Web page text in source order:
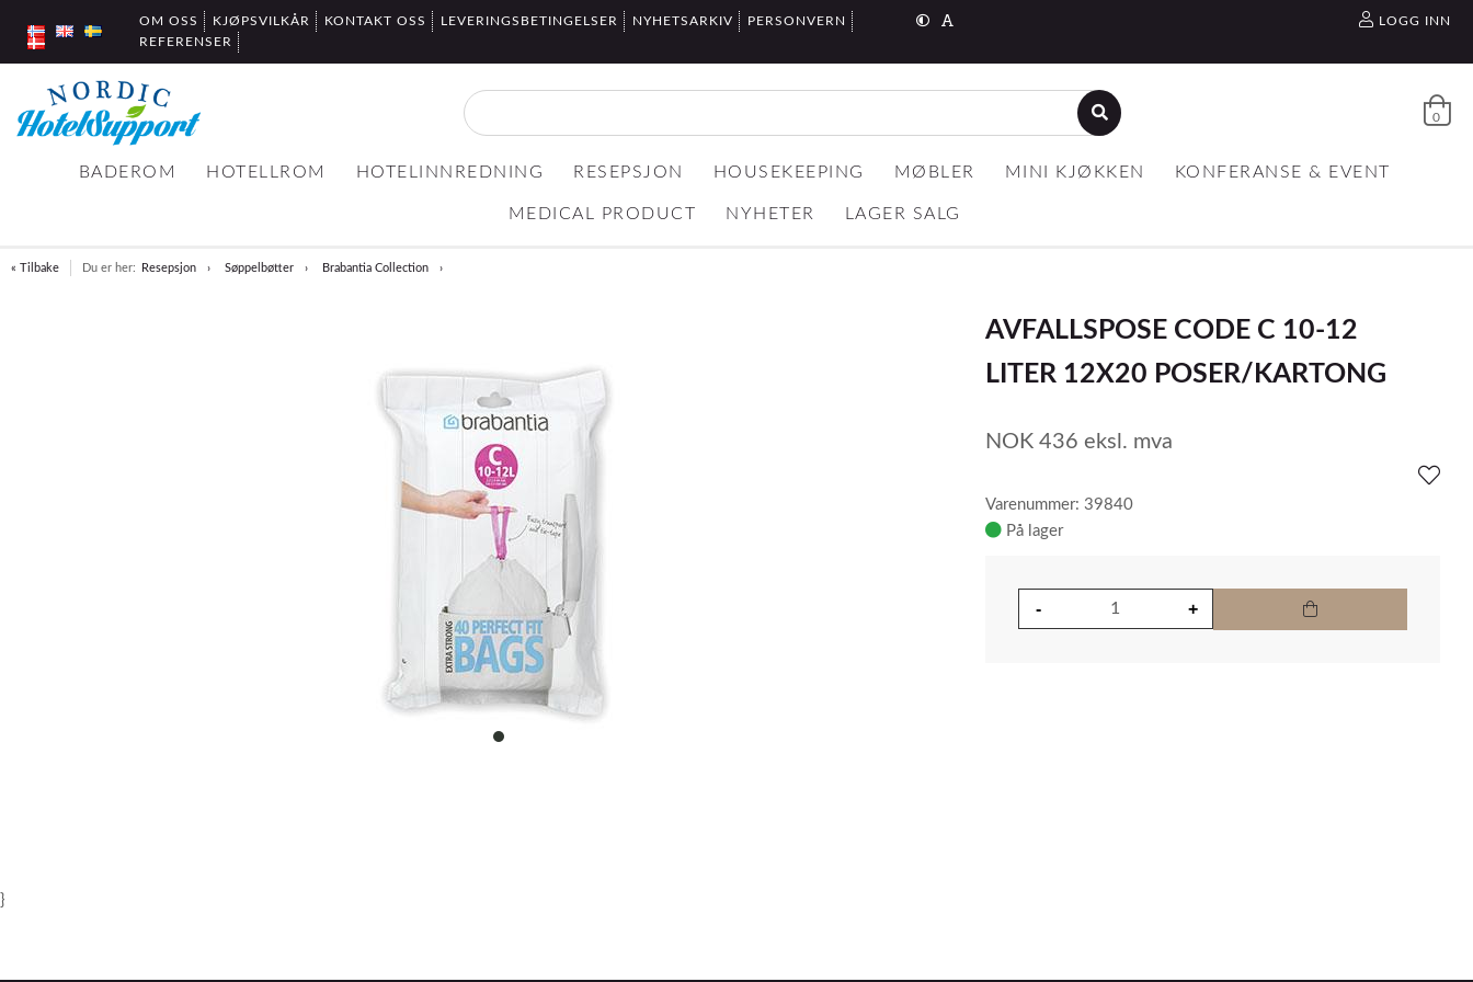
OM OSS KJØPSVILKÅR KONTAKT OSS LEVERINGSBETINGELSER NYHETSARKIV
PERSONVERN
REFERENSER
LOGG INN
0
BADEROM HOTELLROM HOTELINNREDNING RESEPSJON HOUSEKEEPING MØBLER MINI KJØKKEN KONFERANSE & EVENT
MEDICAL PRODUCT NYHETER LAGER SALG
« Tilbake Du er her: Resepsjon Søppelbøtter Brabantia Collection
item
AVFALLSPOSE CODE C 10-12
LITER 12X20 POSER/KARTONG
NOK436 eksl. mva
Varenummer: 39840
På lager
}